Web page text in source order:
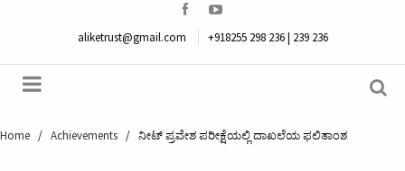
aliketrust@gmail.com +918255 298 236 | 239 236
Home / Achievements / ನೀಟ್ ಪ್ರವೇಶ ಪರೀಕ್ಷೆಯಲ್ಲಿ ದಾಖಲೆಯ ಫಲಿತಾಂಶ